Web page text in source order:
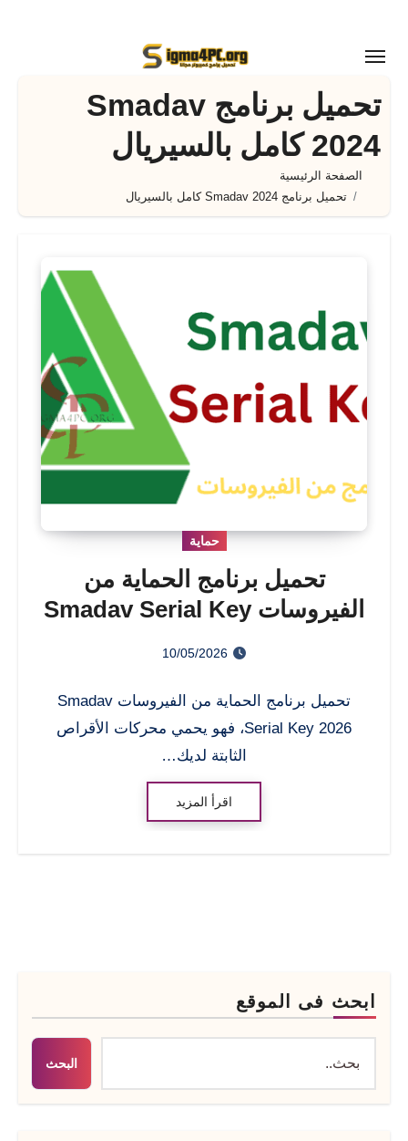
المحتوى
تحميل برنامج Smadav
2024 كامل بالسيريال
الصفحة الرئيسية
تحميل برنامج Smadav 2024 كامل بالسيريال
حماية
تحميل برنامج الحماية من
الفيروسات Smadav Serial Key
10/05/2026
تحميل برنامج الحماية من الفيروسات Smadav
Serial Key 2026، فهو يحمي محركات الأقراص
الثابتة لديك…
اقرأ المزيد
ابحث فى الموقع
البحث